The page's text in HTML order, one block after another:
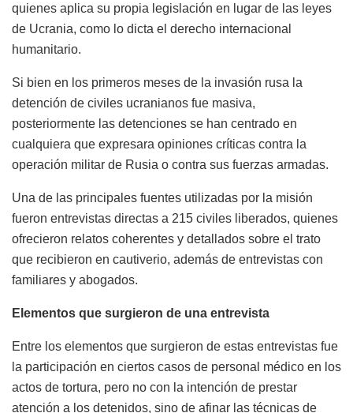
quienes aplica su propia legislación en lugar de las leyes
de Ucrania, como lo dicta el derecho internacional
humanitario.
Si bien en los primeros meses de la invasión rusa la
detención de civiles ucranianos fue masiva,
posteriormente las detenciones se han centrado en
cualquiera que expresara opiniones críticas contra la
operación militar de Rusia o contra sus fuerzas armadas.
Una de las principales fuentes utilizadas por la misión
fueron entrevistas directas a 215 civiles liberados, quienes
ofrecieron relatos coherentes y detallados sobre el trato
que recibieron en cautiverio, además de entrevistas con
familiares y abogados.
Elementos que surgieron de una entrevista
Entre los elementos que surgieron de estas entrevistas fue
la participación en ciertos casos de personal médico en los
actos de tortura, pero no con la intención de prestar
atención a los detenidos, sino de afinar las técnicas de